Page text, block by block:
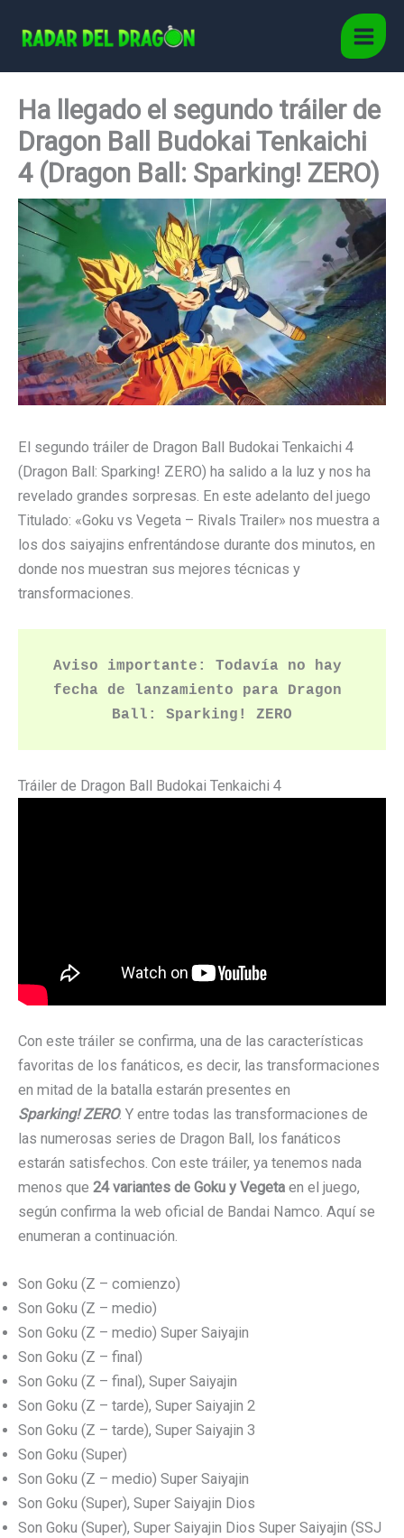
Main
Ha llegado el segundo tráiler de
Dragon Ball Budokai Tenkaichi
4 (Dragon Ball: Sparking! ZERO)
El segundo tráiler de Dragon Ball Budokai Tenkaichi 4
(Dragon Ball: Sparking! ZERO) ha salido a la luz y nos ha
revelado grandes sorpresas. En este adelanto del juego
Titulado: «Goku vs Vegeta – Rivals Trailer» nos muestra a
los dos saiyajins enfrentándose durante dos minutos, en
donde nos muestran sus mejores técnicas y
transformaciones.
Aviso importante: Todavía no hay
fecha de lanzamiento para Dragon
Ball: Sparking! ZERO
Tráiler de Dragon Ball Budokai Tenkaichi 4
Con este tráiler se confirma, una de las características
favoritas de los fanáticos, es decir, las transformaciones
en mitad de la batalla estarán presentes en
Sparking! ZERO. Y entre todas las transformaciones de
las numerosas series de Dragon Ball, los fanáticos
estarán satisfechos. Con este tráiler, ya tenemos nada
menos que 24 variantes de Goku y Vegeta en el juego,
según confirma la web oficial de Bandai Namco. Aquí se
enumeran a continuación.
Son Goku (Z – comienzo)
Son Goku (Z – medio)
Son Goku (Z – medio) Super Saiyajin
Son Goku (Z – final)
Son Goku (Z – final), Super Saiyajin
Son Goku (Z – tarde), Super Saiyajin 2
Son Goku (Z – tarde), Super Saiyajin 3
Son Goku (Super)
Son Goku (Z – medio) Super Saiyajin
Son Goku (Super), Super Saiyajin Dios
Son Goku (Super), Super Saiyajin Dios Super Saiyajin (SSJ